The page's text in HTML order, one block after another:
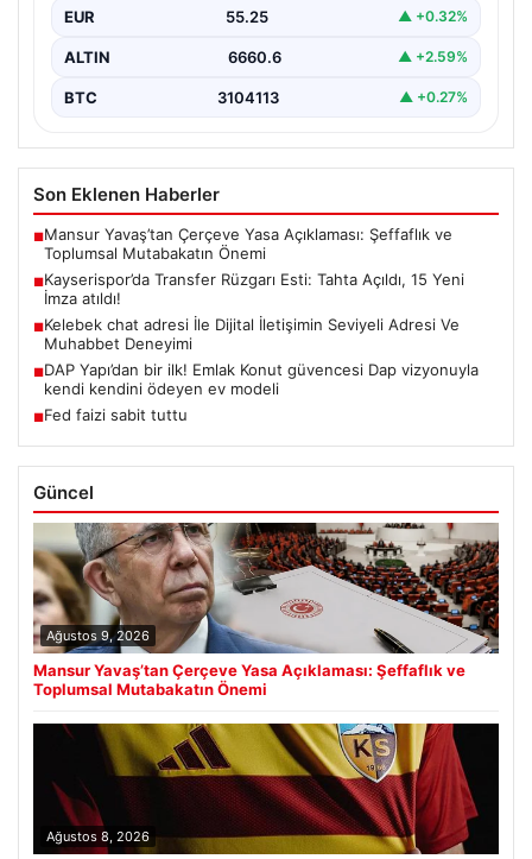
EUR 55.25 ▲ +0.32%
ALTIN 6660.6 ▲ +2.59%
BTC 3104113 ▲ +0.27%
Son Eklenen Haberler
■Mansur Yavaş’tan Çerçeve Yasa Açıklaması: Şeffaflık ve
Toplumsal Mutabakatın Önemi
■Kayserispor’da Transfer Rüzgarı Esti: Tahta Açıldı, 15 Yeni
İmza atıldı!
■Kelebek chat adresi İle Dijital İletişimin Seviyeli Adresi Ve
Muhabbet Deneyimi
■DAP Yapı’dan bir ilk! Emlak Konut güvencesi Dap vizyonuyla
kendi kendini ödeyen ev modeli
■Fed faizi sabit tuttu
Güncel
Ağustos 9, 2026
Mansur Yavaş’tan Çerçeve Yasa Açıklaması: Şeffaflık ve
Toplumsal Mutabakatın Önemi
Ağustos 8, 2026